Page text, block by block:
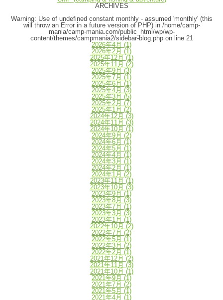
ARCHIVES
Warning: Use of undefined constant monthly - assumed 'monthly' (this
will throw an Error in a future version of PHP) in /home/camp-
mania/camp-mania.com/public_html/wp/wp-
content/themes/campmania2/sidebar-blog.phpon line 21
2026年4月 (1)
2026年2月 (1)
2025年12月 (1)
2025年11月 (2)
2025年9月 (3)
2025年7月 (1)
2025年6月 (1)
2025年4月 (3)
2025年3月 (5)
2025年2月 (7)
2025年1月 (2)
2024年12月 (3)
2024年11月 (3)
2024年10月 (1)
2024年9月 (2)
2024年6月 (1)
2024年5月 (1)
2024年4月 (1)
2024年3月 (1)
2024年2月 (1)
2024年1月 (2)
2023年11月 (1)
2023年10月 (3)
2023年9月 (1)
2023年8月 (3)
2023年7月 (1)
2023年3月 (3)
2023年1月 (1)
2022年10月 (2)
2022年7月 (2)
2022年5月 (1)
2022年3月 (2)
2022年2月 (1)
2021年12月 (2)
2021年11月 (3)
2021年10月 (1)
2021年9月 (1)
2021年7月 (2)
2021年5月 (1)
2021年4月 (1)